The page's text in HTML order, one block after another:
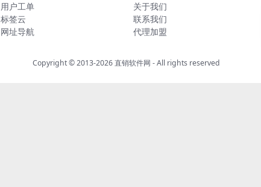
用户工单
标签云
网址导航
关于我们
联系我们
代理加盟
Copyright © 2013-2026直销软件网 - All rights reserved